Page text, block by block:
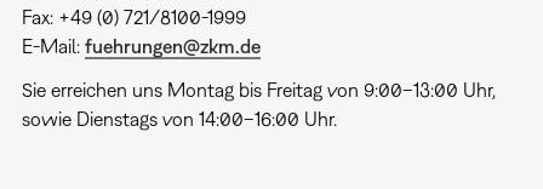
Fax: +49 (0) 721/8100-1999
E-Mail: fuehrungen@zkm.de
Sie erreichen uns Montag bis Freitag von 9:00–13:00 Uhr,
sowie Dienstags von 14:00–16:00 Uhr.